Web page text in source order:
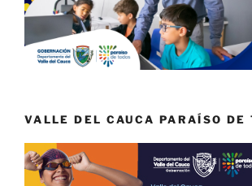
VALLE DEL CAUCA PARAÍSO DE